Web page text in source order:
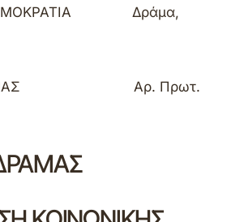
Δράμα,
Αρ. Πρωτ.